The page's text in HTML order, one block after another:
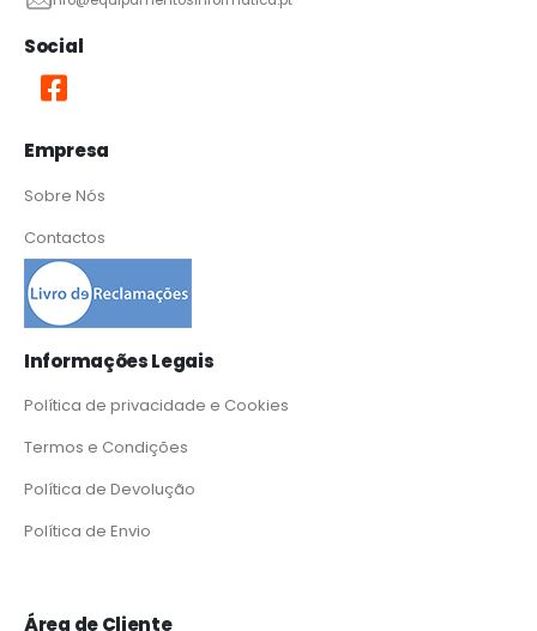
Social
Empresa
Sobre Nós
Contactos
Informações Legais
Política de privacidade e Cookies
Termos e Condições
Política de Devolução
Política de Envio
Área de Cliente